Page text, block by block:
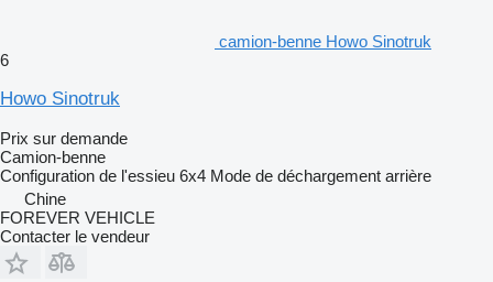
camion-benne Howo Sinotruk
6
Howo Sinotruk
Prix sur demande
Camion-benne
Configuration de l'essieu 6x4 Mode de déchargement arrière
Chine
FOREVER VEHICLE
Contacter le vendeur